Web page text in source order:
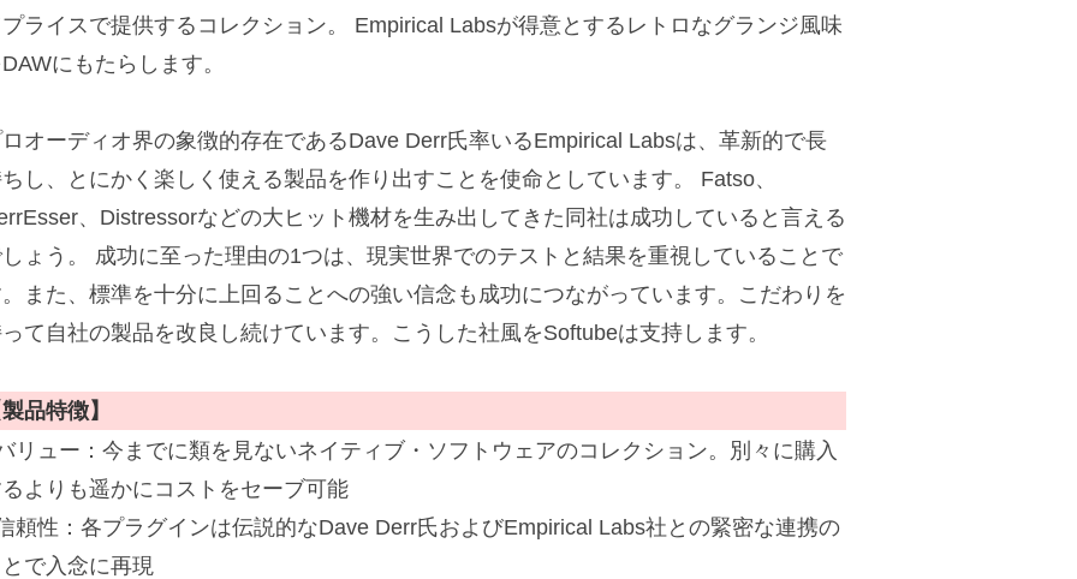
プライスで提供するコレクション。 Empirical Labsが得意とするレトロなグランジ風味
にもたらします。
オーディオ界の象徴的存在であるDave Derr氏率いるEmpirical Labsは、革新的で長
し、とにかく楽しく使える製品を作り出すことを使命としています。 Fatso、
、Distressorなどの大ヒット機材を生み出してきた同社は成功していると言える
ょう。 成功に至った理由の1つは、現実世界でのテストと結果を重視していることで
また、標準を十分に上回ることへの強い信念も成功につながっています。こだわりを
て自社の製品を改良し続けています。こうした社風をSoftubeは支持します。
製品特徴】
リュー：今までに類を見ないネイティブ・ソフトウェアのコレクション。別々に購入
よりも遥かにコストをセーブ可能
頼性：各プラグインは伝説的なDave Derr氏およびEmpirical Labs社との緊密な連携の
とで入念に再現